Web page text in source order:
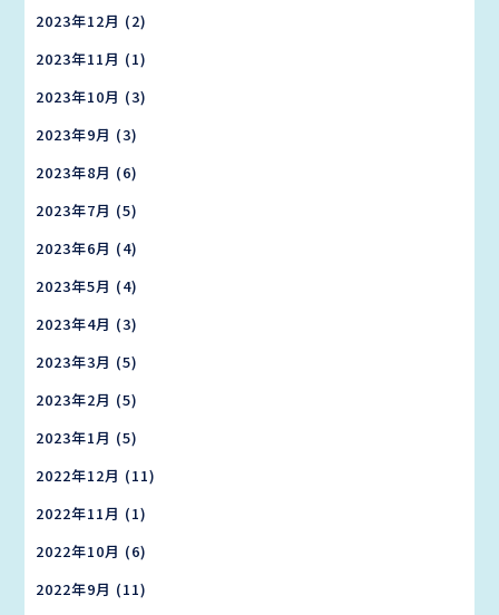
2023年12月 (2)
2023年11月 (1)
2023年10月 (3)
2023年9月 (3)
2023年8月 (6)
2023年7月 (5)
2023年6月 (4)
2023年5月 (4)
2023年4月 (3)
2023年3月 (5)
2023年2月 (5)
2023年1月 (5)
2022年12月 (11)
2022年11月 (1)
2022年10月 (6)
2022年9月 (11)